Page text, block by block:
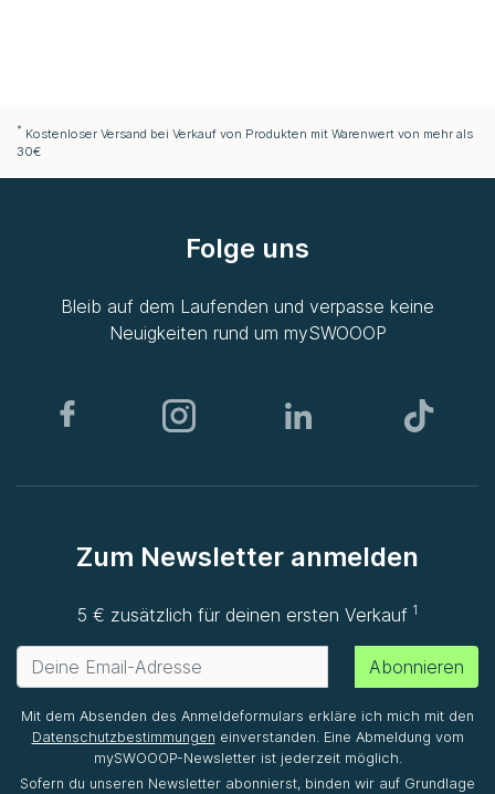
* Kostenloser Versand bei Verkauf von Produkten mit Warenwert von mehr als
30€
Folge uns
Bleib auf dem Laufenden und verpasse keine
Neuigkeiten rund um mySWOOOP
Zum Newsletter anmelden
5 € zusätzlich für deinen ersten Verkauf1
Abonnieren
Mit dem Absenden des Anmeldeformulars erkläre ich mich mit den
Datenschutzbestimmungen einverstanden. Eine Abmeldung vom
mySWOOOP-Newsletter ist jederzeit möglich.
Sofern du unseren Newsletter abonnierst, binden wir auf Grundlage